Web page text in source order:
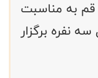
به مناسبت
نفره برگزار